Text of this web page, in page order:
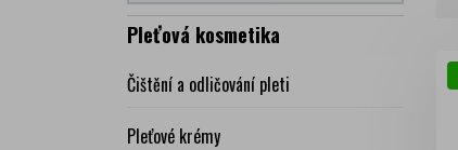
Pleťová kosmetika
Čištění a odličování pleti
Pleťové krémy